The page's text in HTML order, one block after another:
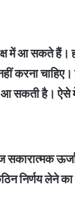
में आ सकते हैं।
करना
आ सकती है।
सकारात्मक
निर्णय लेने